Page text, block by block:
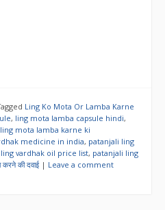
Ling Ko Mota Or Lamba Karne
, ling mota lamba capsule hindi,
ling mota lamba karne ki
medicine in india, patanjali ling
vardhak oil price list, patanjali ling
करने की दवाई | Leave a comment